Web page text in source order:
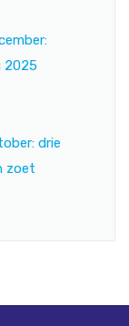
2025
drie
zoet